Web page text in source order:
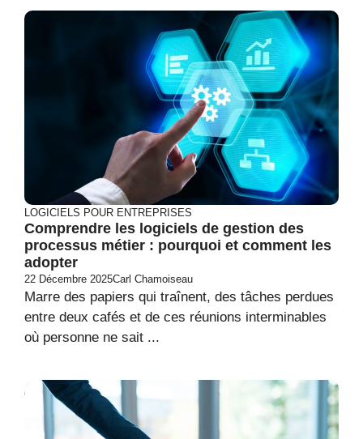
LOGICIELS POUR ENTREPRISES
Comprendre les logiciels de gestion des
processus métier : pourquoi et comment les
adopter
22 Décembre 2025Carl Chamoiseau
Marre des papiers qui traînent, des tâches perdues
entre deux cafés et de ces réunions interminables
où personne ne sait ...